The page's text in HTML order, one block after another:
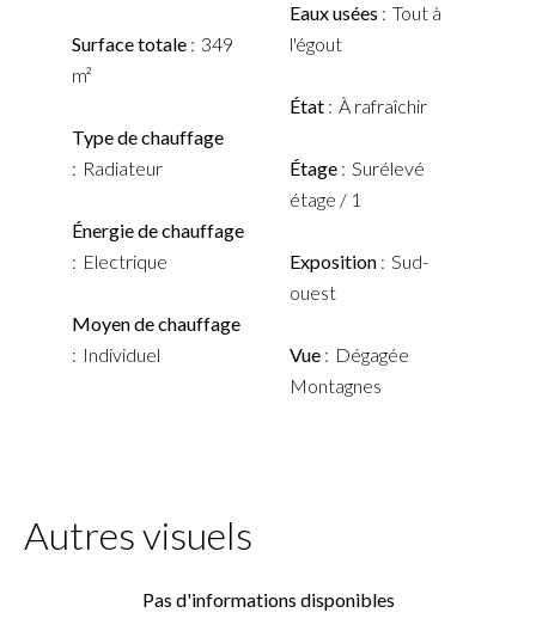
Surface totale
349
m²
Type de chauffage
Radiateur
Énergie de chauffage
Electrique
Moyen de chauffage
Individuel
Eaux usées
Tout à
l'égout
État À rafraîchir
Étage
Surélevé
étage / 1
Exposition
Sud-
ouest
Vue
Dégagée
Montagnes
Autres visuels
Pas d'informations disponibles